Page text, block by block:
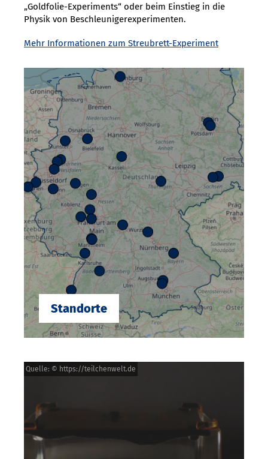
„Goldfolie-Experiments“ oder beim Einstieg in die
Physik von Beschleunigerexperimenten.
Mehr Informationen zum Streubrett-Experiment
Standorte
Quelle: © https://teilchenwelt.de